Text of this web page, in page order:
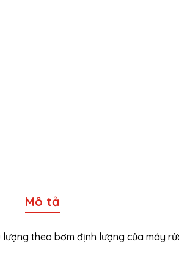
Mô tả
lượng theo bơm định lượng của máy